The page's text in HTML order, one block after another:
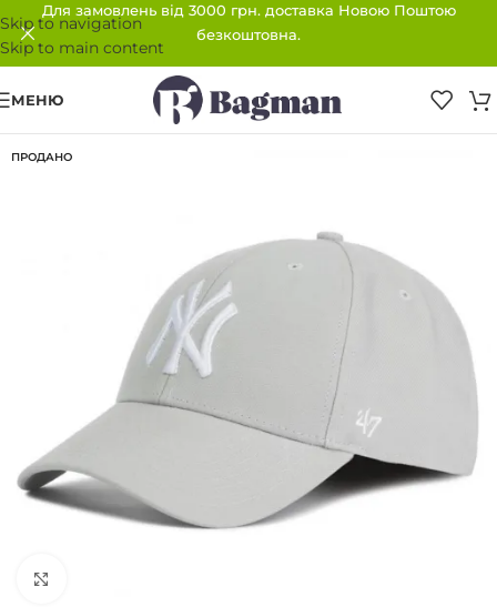
Skip to navigation
Skip to main content
Для замовлень від 3000 грн. доставка Новою Поштою
безкоштовна.
МЕНЮ
ПРОДАНО